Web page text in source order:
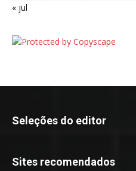
« jul
Seleções do editor
Sites recomendados